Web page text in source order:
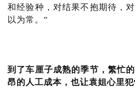
和经验种，对结果不抱期待，
以为常。”
到了车厘子成熟的季节，繁忙
昂的人工成本，也让袁姐心里犯